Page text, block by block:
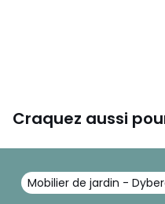
Craquez aussi
Mobilier de jardin -